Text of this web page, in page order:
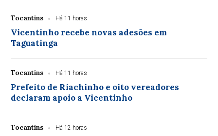
Tocantins Há 11 horas
Vicentinho recebe novas adesões em
Taguatinga
Tocantins Há 11 horas
Prefeito de Riachinho e oito vereadores
declaram apoio a Vicentinho
Tocantins Há 12 horas